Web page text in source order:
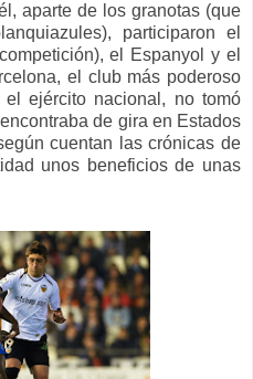
aparte de los granotas (que
participaron el
el Espanyol y el
el club más poderoso
ejército nacional, no tomó
de gira en Estados
cuentan las crónicas de
unos beneficios de unas